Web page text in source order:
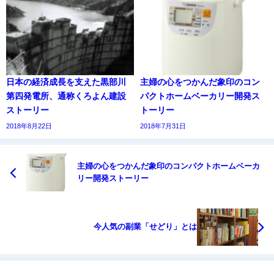
日本の経済成長を支えた黒部川
第四発電所、通称くろよん建設
ストーリー
2018年8月22日
主婦の心をつかんだ象印のコン
パクトホームベーカリー開発ス
トーリー
2018年7月31日
主婦の心をつかんだ象印のコンパクトホームベーカ
リー開発ストーリー
今人気の副業「せどり」とは